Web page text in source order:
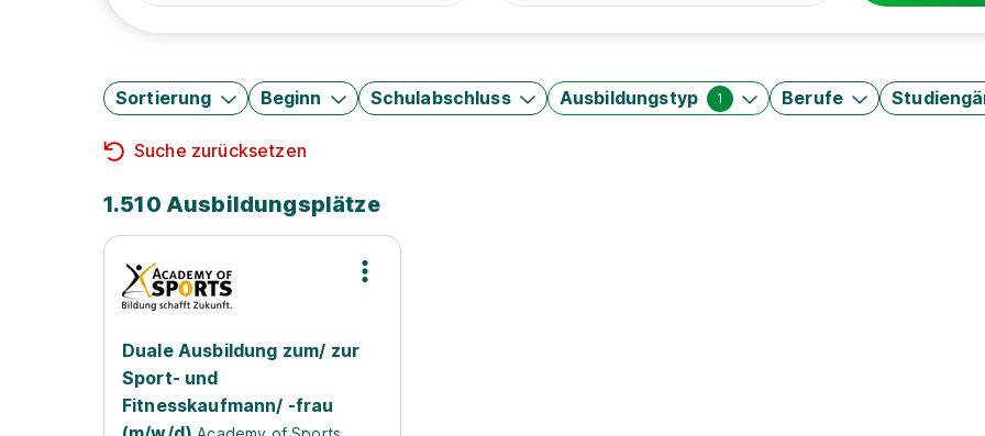
Sortierung Beginn Schulabschluss Ausbildungstyp 1 Berufe
Suche zurücksetzen
1.510 Ausbildungsplätze
Duale Ausbildung zum/ zur
Sport- und
Fitnesskaufmann/ -frau